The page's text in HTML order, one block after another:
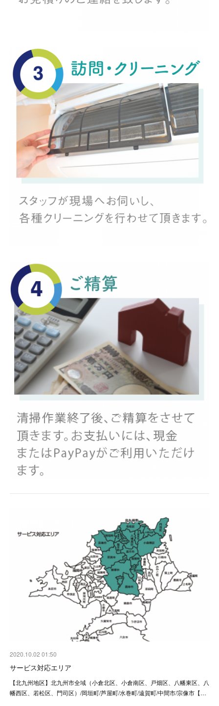
2020.10.02 01:50
サービス対応エリア
【北九州地区】北九州市全域（小倉北区、小倉南区、戸畑区、八幡東区、八
幡西区、若松区、門司区）/岡垣町/芦屋町/水巻町/遠賀町/中間市/宗像市【…